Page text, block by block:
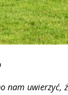
uwierzyć,